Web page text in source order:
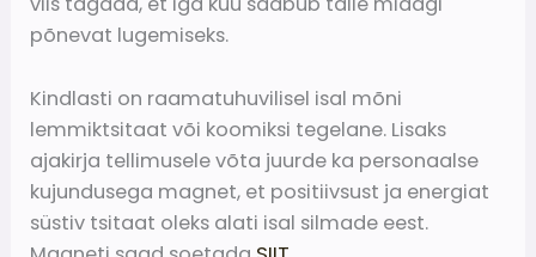
põnevat lugemiseks.
Kindlasti on raamatuhuvilisel isal mõni
lemmiktsitaat või koomiksi tegelane. Lisaks
ajakirja tellimusele võta juurde ka personaalse
kujundusega magnet, et positiivsust ja energiat
süstiv tsitaat oleks alati isal silmade eest.